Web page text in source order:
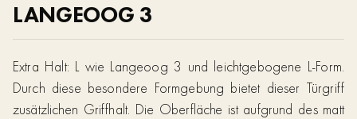
LANGEOOG 3
Extra Halt: L wie Langeoog 3 und leichtgebogene L-Form.
Durch diese besondere Formgebung bietet dieser Türgriff
zusätzlichen Griffhalt. Die Oberfläche ist aufgrund des matt